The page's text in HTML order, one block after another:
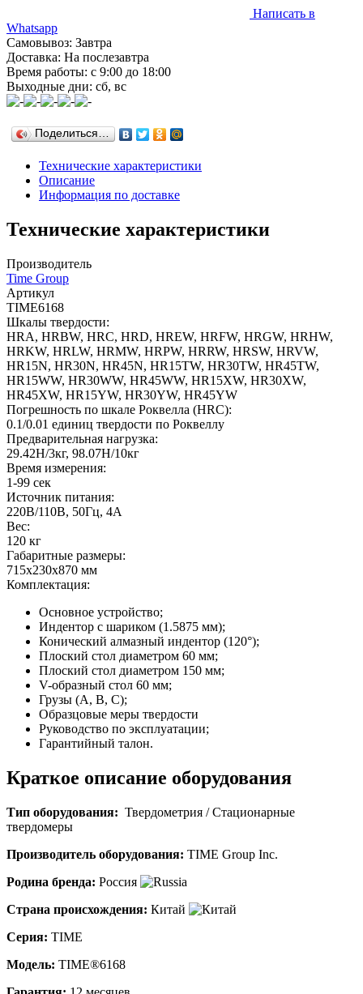
Написать в
Whatsapp
Самовывоз: Завтра
Доставка: На послезавтра
Время работы: с 9:00 до 18:00
Выходные дни: сб, вс
Поделиться…
Технические характеристики
Описание
Информация по доставке
Технические характеристики
Производитель
Time Group
Артикул
TIME6168
Шкалы твердости:
HRA, HRBW, HRC, HRD, HREW, HRFW, HRGW, HRHW,
HRKW, HRLW, HRMW, HRPW, HRRW, HRSW, HRVW,
HR15N, HR30N, HR45N, HR15TW, HR30TW, HR45TW,
HR15WW, HR30WW, HR45WW, HR15XW, HR30XW,
HR45XW, HR15YW, HR30YW, HR45YW
Погрешность по шкале Роквелла (HRC):
0.1/0.01 единиц твердости по Роквеллу
Предварительная нагрузка:
29.42Н/3кг, 98.07Н/10кг
Время измерения:
1-99 сек
Источник питания:
220В/110В, 50Гц, 4A
Вес:
120 кг
Габаритные размеры:
715x230x870 мм
Комплектация:
Основное устройство;
Индентор с шариком (1.5875 мм);
Конический алмазный индентор (120°);
Плоский стол диаметром 60 мм;
Плоский стол диаметром 150 мм;
V-образный стол 60 мм;
Грузы (А, B, С);
Образцовые меры твердости
Руководство по эксплуатации;
Гарантийный талон.
Краткое описание оборудования
Тип оборудования: Твердометрия /Стационарные
твердомеры
Производитель оборудования: TIME Group Inc.
Родина бренда: Россия
Страна происхождения: Китай
Серия: TIME
Модель: TIME®6168